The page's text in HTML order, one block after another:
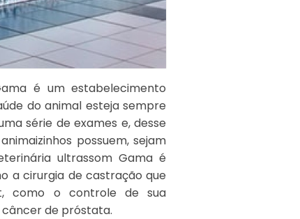
é um estabelecimento
do animal esteja sempre
série de exames e, desse
possuem, sejam
ultrassom Gama é
a cirurgia de castração que
como o controle de sua
de próstata.